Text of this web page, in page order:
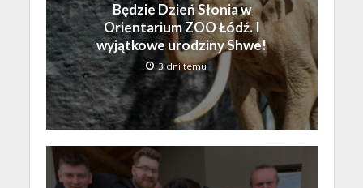
Będzie Dzień Słonia w
Orientarium ZOO Łódź. I
wyjątkowe urodziny Shwe!
3 dni temu